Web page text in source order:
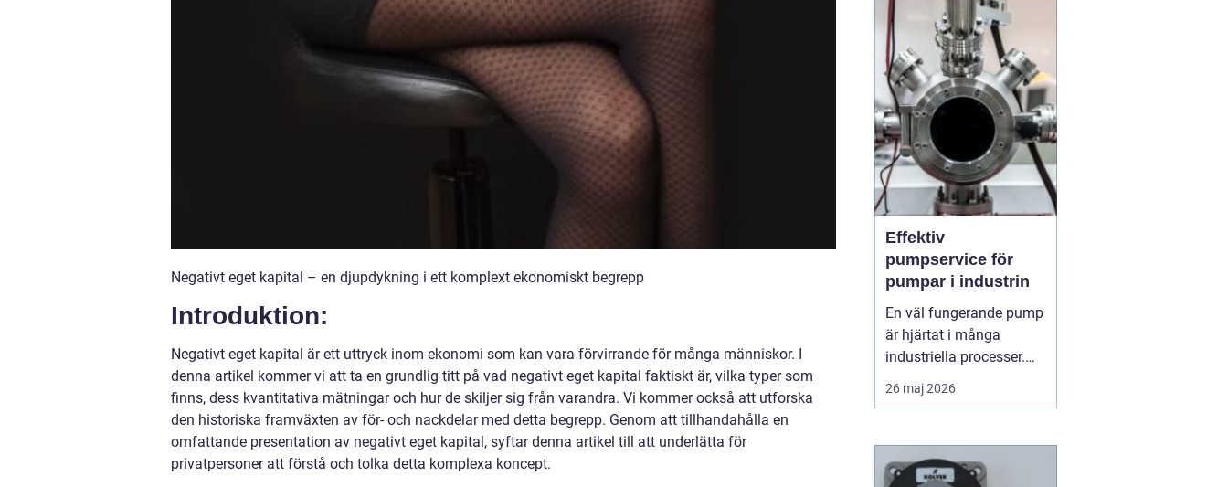
Negativt eget kapital – en djupdykning i ett komplext ekonomiskt begrepp
Introduktion:
Negativt eget kapital är ett uttryck inom ekonomi som kan vara förvirrande för många människor. I
denna artikel kommer vi att ta en grundlig titt på vad negativt eget kapital faktiskt är, vilka typer som
finns, dess kvantitativa mätningar och hur de skiljer sig från varandra. Vi kommer också att utforska
den historiska framväxten av för- och nackdelar med detta begrepp. Genom att tillhandahålla en
omfattande presentation av negativt eget kapital, syftar denna artikel till att underlätta för
privatpersoner att förstå och tolka detta komplexa koncept.
dag: verifikationer ska
bokföras, löner betalas
ut, skatter räknas ut och
rapporter lämnas in i tid.
Många företagare
märker förr eller s...
Effektiv
pumpservice för
pumpar i industrin
En väl fungerande pump
är hjärtat i många
industriella processer.
När flödet stannar,
stannar ofta hela
spelar regelbunden
pumpserv...
26 maj 2026